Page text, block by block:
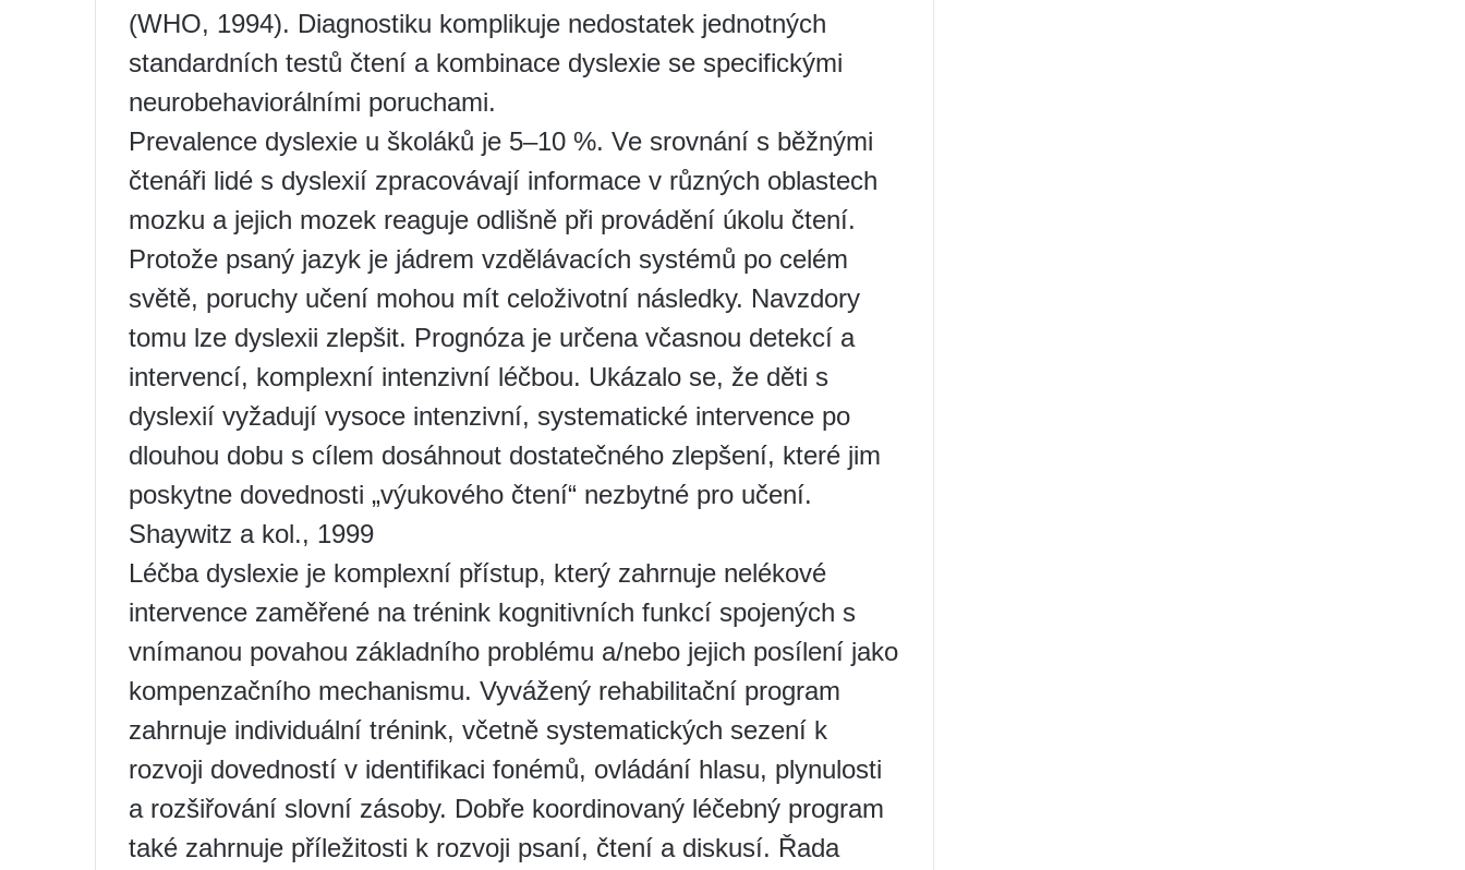
(WHO, 1994). Diagnostiku komplikuje nedostatek jednotných
standardních testů čtení a kombinace dyslexie se specifickými
neurobehaviorálními poruchami.
Prevalence dyslexie u školáků je 5–10 %. Ve srovnání s běžnými
čtenáři lidé s dyslexií zpracovávají informace v různých oblastech
mozku a jejich mozek reaguje odlišně při provádění úkolu čtení.
Protože psaný jazyk je jádrem vzdělávacích systémů po celém
světě, poruchy učení mohou mít celoživotní následky. Navzdory
tomu lze dyslexii zlepšit. Prognóza je určena včasnou detekcí a
intervencí, komplexní intenzivní léčbou. Ukázalo se, že děti s
dyslexií vyžadují vysoce intenzivní, systematické intervence po
dlouhou dobu s cílem dosáhnout dostatečného zlepšení, které jim
poskytne dovednosti „výukového čtení“ nezbytné pro učení.
Shaywitz a kol., 1999
Léčba dyslexie je komplexní přístup, který zahrnuje nelékové
intervence zaměřené na trénink kognitivních funkcí spojených s
vnímanou povahou základního problému a/nebo jejich posílení jako
kompenzačního mechanismu. Vyvážený rehabilitační program
zahrnuje individuální trénink, včetně systematických sezení k
rozvoji dovedností v identifikaci fonémů, ovládání hlasu, plynulosti
a rozšiřování slovní zásoby. Dobře koordinovaný léčebný program
také zahrnuje příležitosti k rozvoji psaní, čtení a diskusí. Řada